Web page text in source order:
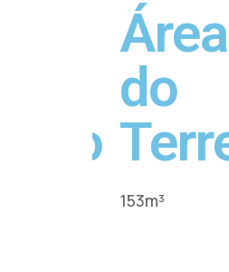
Área
do
153m³